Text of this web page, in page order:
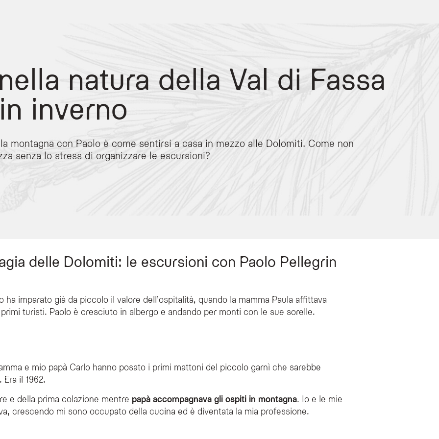
natura della Val di Fassa
inverno
Paolo Pellegrin
di escursioni guidate curate da Paolo Pellegrin, membro della famiglia fondatrice. Le attività permettono agli ospiti di scoprire le Dolomiti attraverso percorsi
slow, escursioni in alta quota, percorsi in mountain bike, bici da corsa, vie ferrate e sessioni di nordic walking. Per l'inverno, l'hotel organizza
Hotel in estate?
sia a piedi che in bicicletta, variando da passeggiate slow con meditazione e percorsi kneipp a gite in alta quota, vie ferrate e tour in mountain bike o bici
materiale informativo sui percorsi, transfer organizzati, officina per biciclette e convenzioni per il noleggio dell'attrezzatura.
ciaspolate in Val Venegia e a Fuciade, gite con motoslitta, uscite di sci di fondo e tour guidati con sci da discesa in vari comprensori delle Dolomiti.
montagna con Paolo è come sentirsi a casa in mezzo alle Dolomiti. Come non
senza lo stress di organizzare le escursioni?
delle Dolomiti: le escursioni con Paolo Pellegrin
imparato già da piccolo il valore dell’ospitalità, quando la mamma Paula affittava
turisti. Paolo è cresciuto in albergo e andando per monti con le sue sorelle.
e mio papà Carlo hanno posato i primi mattoni del piccolo garnì che sarebbe
il 1962.
e della prima colazione mentre papà accompagnava gli ospiti in montagna. Io e le mie
crescendo mi sono occupato della cucina ed è diventata la mia professione.